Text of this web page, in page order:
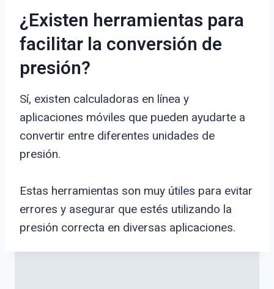
¿Existen herramientas para
facilitar la conversión de
presión?
Sí, existen calculadoras en línea y
aplicaciones móviles que pueden ayudarte a
convertir entre diferentes unidades de
presión.
Estas herramientas son muy útiles para evitar
errores y asegurar que estés utilizando la
presión correcta en diversas aplicaciones.